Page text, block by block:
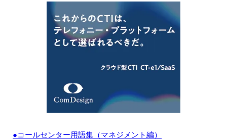
●コールセンター用語集（マネジメント編）